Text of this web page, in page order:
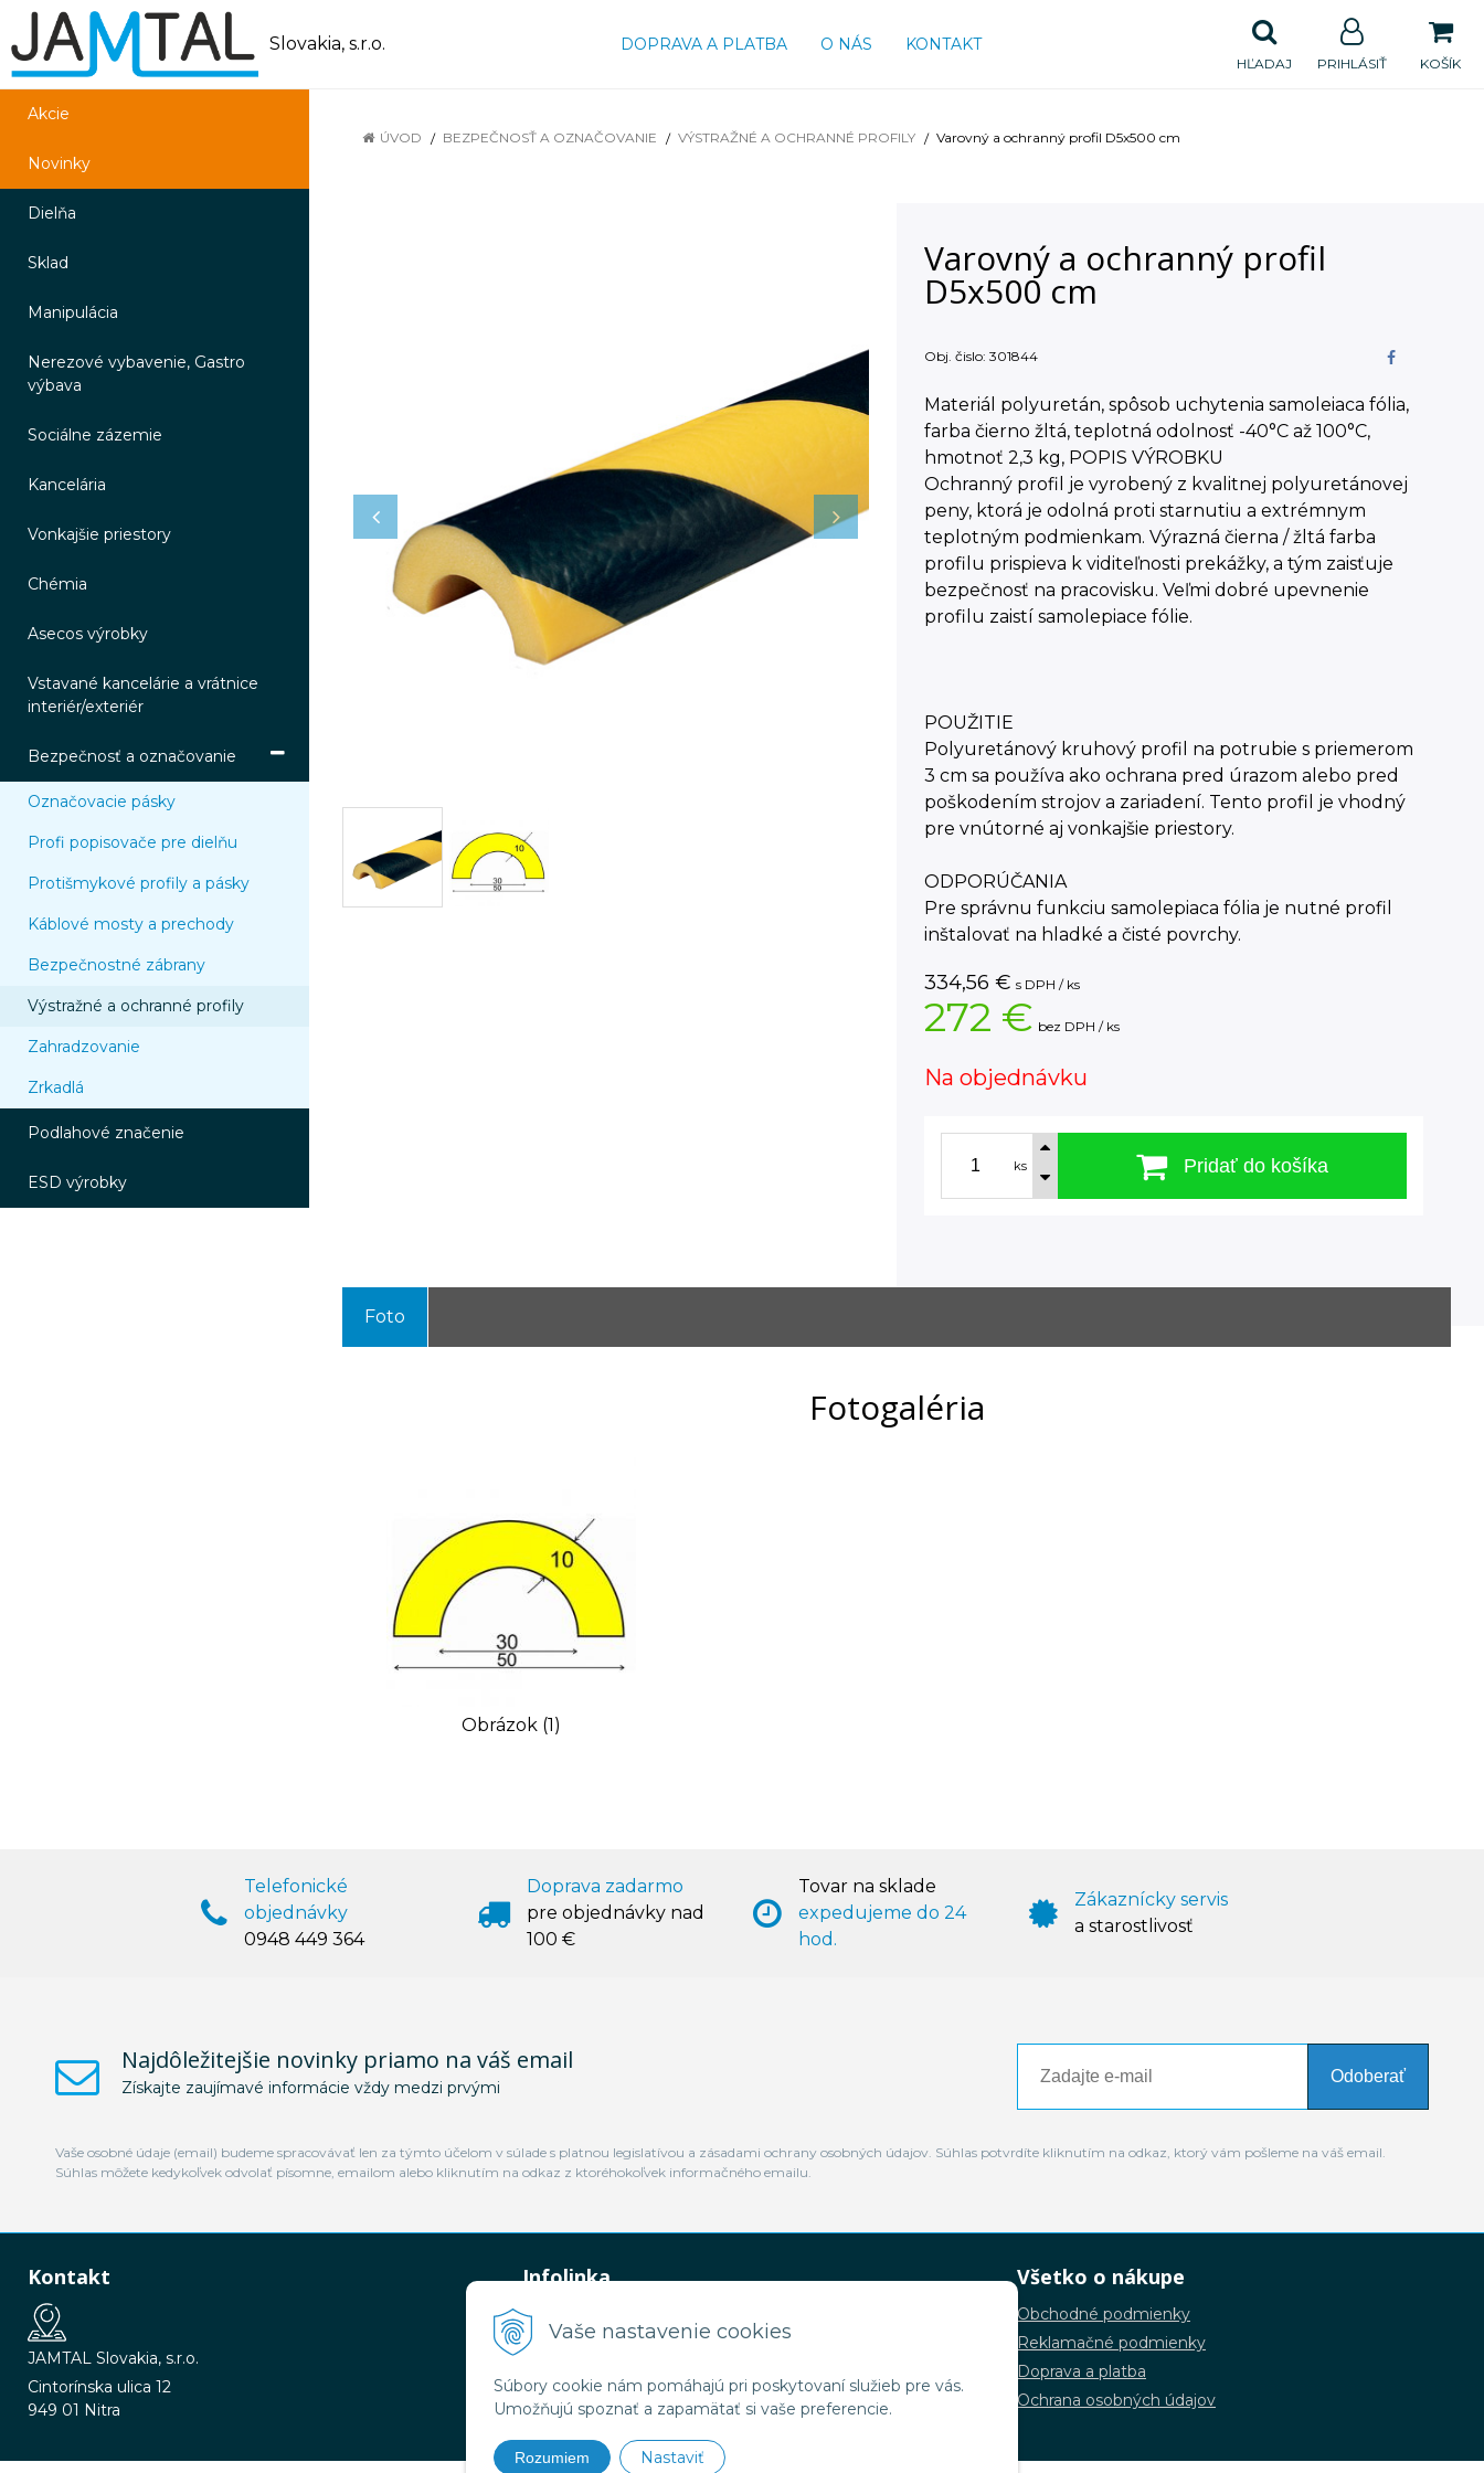
Vaše nastavenie cookies
Súbory cookie nám pomáhajú pri poskytovaní služieb pre vás.
Umožňujú spoznať a zapamätať si vaše preferencie.
Rozumiem Nastaviť
Slovakia, s.r.o. DOPRAVA A PLATBA O NÁS KONTAKT
KOŠÍK
PRIHLÁSIŤ
HĽADAJ
Akcie
Novinky
Dielňa
Sklad
Manipulácia
Nerezové vybavenie, Gastro
výbava
Sociálne zázemie
Kancelária
Vonkajšie priestory
Chémia
Asecos výrobky
Vstavané kancelárie a vrátnice
interiér/exteriér
Bezpečnosť a označovanie
Označovacie pásky
Profi popisovače pre dielňu
Protišmykové profily a pásky
Káblové mosty a prechody
Bezpečnostné zábrany
Výstražné a ochranné profily
Zahradzovanie
Zrkadlá
Podlahové značenie
ESD výrobky
ÚVOD BEZPEČNOSŤ A OZNAČOVANIE VÝSTRAŽNÉ A OCHRANNÉ PROFILY Varovný a ochranný profil D5x500 cm
Varovný a ochranný profil
D5x500 cm
Obj. čislo: 301844
Materiál polyuretán, spôsob uchytenia samoleiaca fólia,
farba čierno žltá, teplotná odolnosť -40°C až 100°C,
hmotnoť 2,3 kg, POPIS VÝROBKU
Ochranný profil je vyrobený z kvalitnej polyuretánovej
peny, ktorá je odolná proti starnutiu a extrémnym
teplotným podmienkam. Výrazná čierna / žltá farba
profilu prispieva k viditeľnosti prekážky, a tým zaisťuje
bezpečnosť na pracovisku. Veľmi dobré upevnenie
profilu zaistí samolepiace fólie.
POUŽITIE
Polyuretánový kruhový profil na potrubie s priemerom
3 cm sa používa ako ochrana pred úrazom alebo pred
poškodením strojov a zariadení. Tento profil je vhodný
pre vnútorné aj vonkajšie priestory.
ODPORÚČANIA
Pre správnu funkciu samolepiaca fólia je nutné profil
inštalovať na hladké a čisté povrchy.
334,56 € s DPH / ks
272 € bez DPH / ks
Na objednávku
ks Pridať do košíka
Foto
Fotogaléria
Obrázok (1)
Telefonické
objednávky
0948 449 364
Doprava zadarmo
pre objednávky nad
100 €
Tovar na sklade
expedujeme do 24
hod.
Zákaznícky servis
a starostlivosť
Najdôležitejšie novinky priamo na váš email
Získajte zaujímavé informácie vždy medzi prvými
Odoberať
Vaše osobné údaje (email) budeme spracovávať len za týmto účelom v súlade s platnou legislatívou a zásadami ochrany osobných údajov. Súhlas potvrdíte kliknutím na odkaz, ktorý vám pošleme na váš email.
Súhlas môžete kedykoľvek odvolať písomne, emailom alebo kliknutím na odkaz z ktoréhokoľvek informačného emailu.
Kontakt
JAMTAL Slovakia, s.r.o.
Cintorínska ulica 12
949 01 Nitra
Infolinka
0948 449 364
predaj@jamtal.sk
Všetko o nákupe
Obchodné podmienky
Reklamačné podmienky
Doprava a platba
Ochrana osobných údajov